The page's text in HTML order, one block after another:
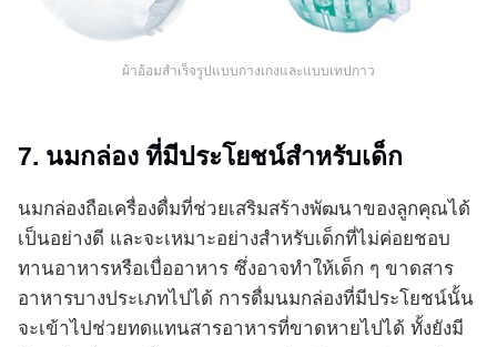
ผ้าอ้อมสำเร็จรูปแบบกางเกงและแบบเทปกาว
7. นมกล่อง ที่มีประโยชน์สำหรับเด็ก
นมกล่องถือเครื่องดื่มที่ช่วยเสริมสร้างพัฒนาของลูกคุณได้
เป็นอย่างดี และจะเหมาะอย่างสำหรับเด็กที่ไม่ค่อยชอบ
ทานอาหารหรือเบื่ออาหาร ซึ่งอาจทำให้เด็ก ๆ ขาดสาร
อาหารบางประเภทไปได้ การดื่มนมกล่องที่มีประโยชน์นั้น
จะเข้าไปช่วยทดแทนสารอาหารที่ขาดหายไปได้ ทั้งยังมี